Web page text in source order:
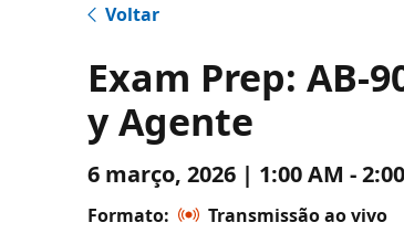
Voltar
Exam Prep: AB-
y Agente
6 março, 2026 | 1:00 AM -
Formato:
Transmissão ao vivo